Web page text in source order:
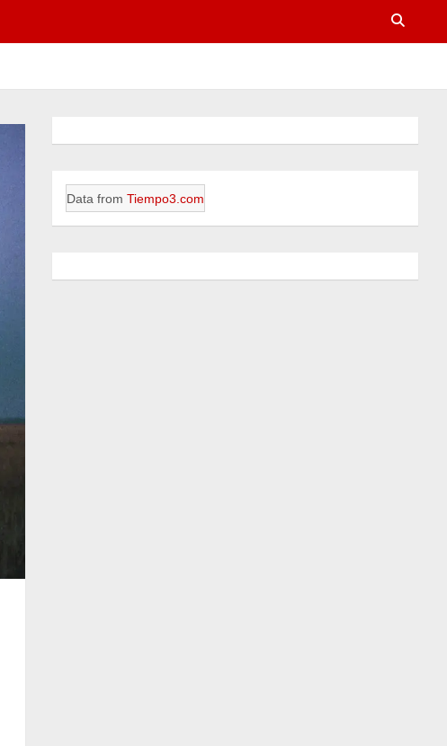
Data fromTiempo3.com